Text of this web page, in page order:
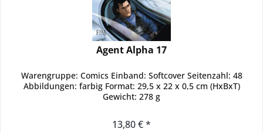
Agent Alpha 17
Warengruppe: Comics Einband: Softcover Seitenzahl: 48
Abbildungen: farbig Format: 29,5 x 22 x 0,5 cm (HxBxT)
Gewicht: 278 g
13,80 € *